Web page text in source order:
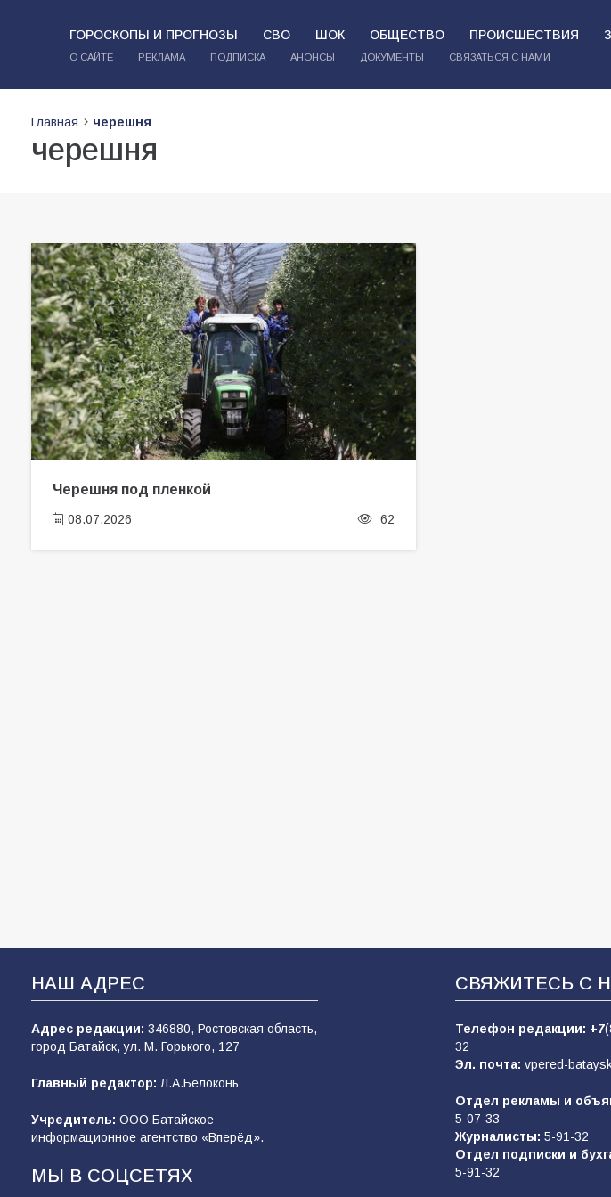
ГОРОСКОПЫ И ПРОГНОЗЫ СВО ШОК ОБЩЕСТВО ПРОИСШЕСТВИЯ
О САЙТЕ РЕКЛАМА ПОДПИСКА АНОНСЫ ДОКУМЕНТЫ СВЯЗАТЬСЯ С НАМИ
Главная черешня
черешня
Черешня под пленкой
08.07.2026 62
НАШ АДРЕС
Адрес редакции: 346880, Ростовская область,
город Батайск, ул. М. Горького, 127
Главный редактор: Л.А.Белоконь
Учредитель: ООО Батайское
информационное агентство «Вперёд».
МЫ В СОЦСЕТЯХ
СВЯЖИТЕСЬ С
Телефон редакции: +7
32
Эл. почта: vpered-
Отдел рекламы и
5-07-33
Журналисты: 5-91-32
Отдел подписки и
5-91-32